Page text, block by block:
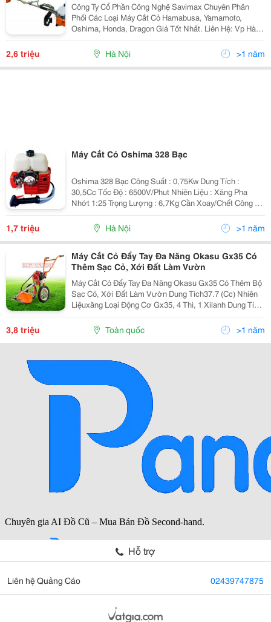
Công Ty Cổ Phần Công Nghệ Savimax Chuyên Phân
Phối Các Loại Máy Cắt Cỏ Hamabusa, Yamamoto,
Oshima, Honda, Dragon Giá Tốt Nhất. Liên Hệ: Vp Hà
Nội: Số 10C11 Ngõ 261 Trần Quốc Hoàn, P.dịch Vọng
Hậu, Q.cầu Giấy, Hn Đt: 04. 3838 3456 - Hotline:
2,6 triệu Hà Nội >1 năm
Máy Cắt Cỏ Oshima 328 Bạc
Oshima 328 Bạc Công Suất : 0,75Kw Dung Tích :
30,5Cc Tốc Độ : 6500V/Phut Nhiên Liệu : Xăng Pha
Nhớt 1:25 Trọng Lượng : 6,7Kg Cần Xoay/Chết Công Ty
Cổ Phần Công Nghệ Savimax 10C11 Ngõ 261 Trần Quốc
1,7 triệu Hà Nội >1 năm
Máy Cắt Cỏ Đẩy Tay Đa Năng Okasu Gx35 Có
Thêm Sạc Cỏ, Xới Đất Làm Vườn
Máy Cắt Cỏ Đẩy Tay Đa Năng Okasu Gx35 Có Thêm Bộ
Sạc Cỏ, Xới Đất Làm Vườn Dung Tích37.7 (Cc) Nhiên
Liệuxăng Loại Động Cơ Gx35, 4 Thì, 1 Xilanh Dung Tích
Bình Xăng: 1 (Lít) Tốc Độ Lưỡi Dao Cắt: 7000
(Vòng/Phút) Kích Thước Lưỡi Cắt (Dài X Rộng)300 X...
3,8 triệu Toàn quốc >1 năm
Hỗ trợ
Liên hệ Quảng Cáo 02439747875